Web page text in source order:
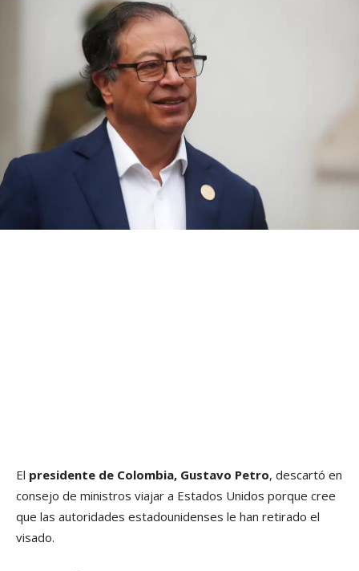
El presidente de Colombia, Gustavo Petro, descartó en
consejo de ministros viajar a Estados Unidos porque cree
que las autoridades estadounidenses le han retirado el
visado.